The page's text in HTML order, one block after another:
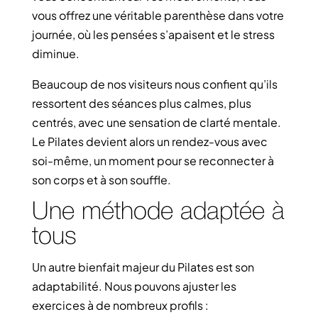
vous offrez une véritable parenthèse dans votre
journée, où les pensées s’apaisent et le stress
diminue.
Beaucoup de nos visiteurs nous confient qu’ils
ressortent des séances plus calmes, plus
centrés, avec une sensation de clarté mentale.
Le Pilates devient alors un rendez-vous avec
soi-même, un moment pour se reconnecter à
son corps et à son souffle.
Une méthode adaptée à
tous
Un autre bienfait majeur du Pilates est son
adaptabilité. Nous pouvons ajuster les
exercices à de nombreux profils :